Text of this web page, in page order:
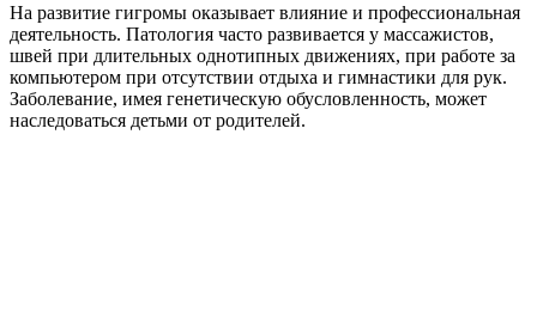
На развитие гигромы оказывает влияние и профессиональная
деятельность. Патология часто развивается у массажистов,
швей при длительных однотипных движениях, при работе за
компьютером при отсутствии отдыха и гимнастики для рук.
Заболевание, имея генетическую обусловленность, может
наследоваться детьми от родителей.